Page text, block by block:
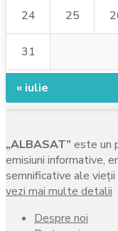
24 25
31
« iulie
„ALBASAT” este un
emisiuni informative,
semnificative ale
vezi mai multe detalii
Despre noi